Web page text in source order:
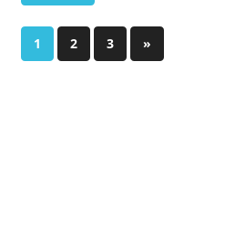
Paginazione
1 2 3
Next
Posts
»